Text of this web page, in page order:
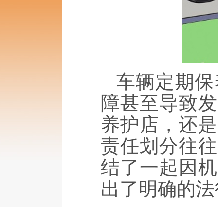
车辆定期
障甚至导致
养护店，还
责任划分往
结了一起因
出了明确的